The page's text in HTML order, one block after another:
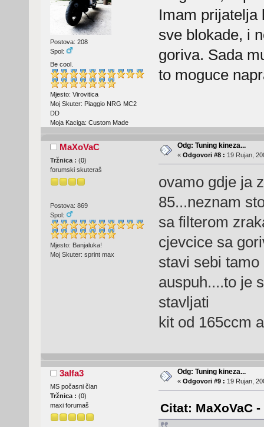
Postova: 208
Spol:
Be cool.
Mjesto: Virovitica
Moj Skuter: Piaggio NRG MC2
DD
Moja Kaciga: Custom Made
Imam prijatelja
sve blokade, i
goriva. Sada
to moguce
MaXoVaC
Tržnica : (0)
forumski skuteraš
Postova: 869
Spol:
Mjesto: Banjaluka!
Moj Skuter: sprint max
Odg: Tuning kineza...
« Odgovori #8 : 19 Rujan,
ovamo gdje ja
85...neznam
sa filterom
cjevcice sa
stavi sebi
auspuh....to je
stavljati
kit od 165ccm
3alfa3
MS počasni član
Tržnica : (0)
maxi forumaš
Odg: Tuning kineza...
« Odgovori #9 : 19 Rujan,
Citat: MaXoVaC